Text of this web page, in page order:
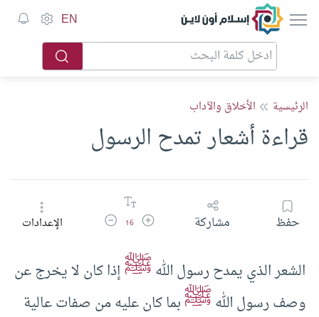
إسلام أون لاين EN
الرئيسية الأخلاق والآداب
قراءة أشعار تمدح الرسول
حفظ مشاركة زيادة حجم الخط
16 تقليل حجم الخطالإعدادات
الشعر الذي يمدح رسول اللهﷺإذا كان لا يخرج عن
وصف رسول اللهﷺبما كان عليه من صفات عالية